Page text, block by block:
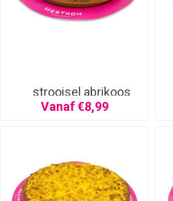
strooisel abrikoos
Vanaf €8,99